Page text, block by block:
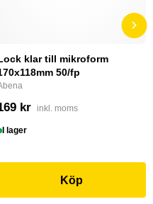
klar till mikroform
50/fp
kr inkl. moms
I lager
Köp